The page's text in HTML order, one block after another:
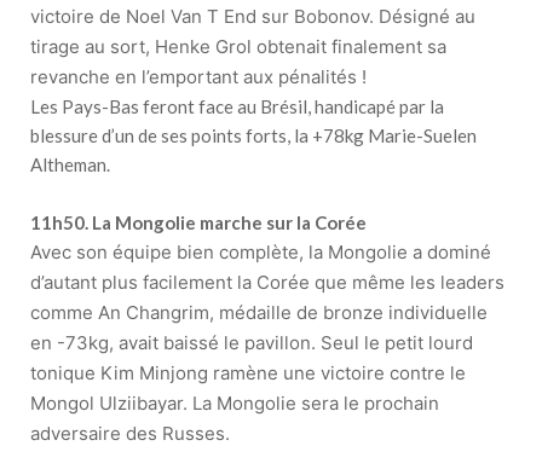
victoire de Noel Van T End sur Bobonov. Désigné au
tirage au sort, Henke Grol obtenait finalement sa
revanche en l’emportant aux pénalités !
Les Pays-Bas feront face au Brésil, handicapé par la
blessure d’un de ses points forts, la +78kg Marie-Suelen
Altheman.
11h50. La Mongolie marche sur la Corée
Avec son équipe bien complète, la Mongolie a dominé
d’autant plus facilement la Corée que même les leaders
comme An Changrim, médaille de bronze individuelle
en -73kg, avait baissé le pavillon. Seul le petit lourd
tonique Kim Minjong ramène une victoire contre le
Mongol Ulziibayar. La Mongolie sera le prochain
adversaire des Russes.